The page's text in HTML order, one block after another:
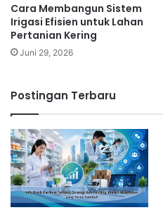
Cara Membangun Sistem
Irigasi Efisien untuk Lahan
Pertanian Kering
Juni 29, 2026
Postingan Terbaru